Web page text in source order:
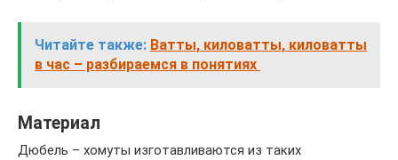
Читайте также: Ватты, киловатты, киловатты
в час – разбираемся в понятиях
Материал
Дюбель – хомуты изготавливаются из таких